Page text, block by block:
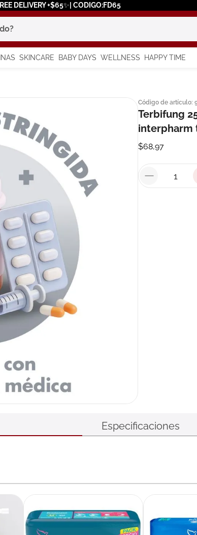
DELIVERY +$65✨| CODIGO:FD65
SKINCARE BABY DAYS WELLNESS HAPPY TIME
Código de artículo:
Terbifung
interpharm
$68,97
Especificaciones
buscados